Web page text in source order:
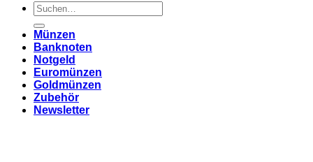
Suchen
nach:
Münzen
Banknoten
Notgeld
Euromünzen
Goldmünzen
Zubehör
Newsletter